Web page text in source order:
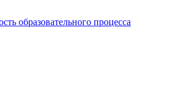
образовательного процесса